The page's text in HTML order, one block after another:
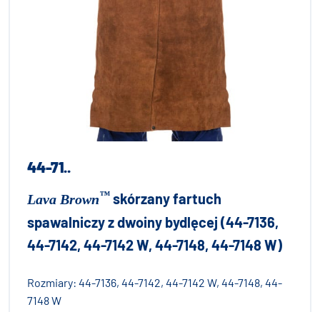
44-71..
Lava Brown™ skórzany fartuch
spawalniczy z dwoiny bydlęcej (44-7136,
44-7142, 44-7142 W, 44-7148, 44-7148 W)
Rozmiary: 44-7136, 44-7142, 44-7142 W, 44-7148, 44-
7148 W